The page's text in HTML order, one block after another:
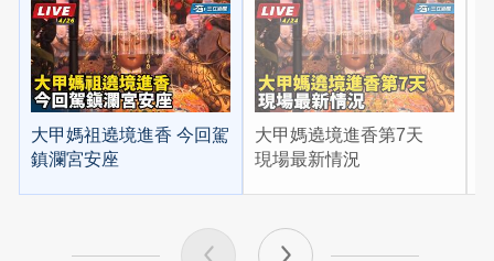
大甲媽祖遶境進香 今回駕
鎮瀾宮安座
大甲媽遶境進香第7天
現場最新情況